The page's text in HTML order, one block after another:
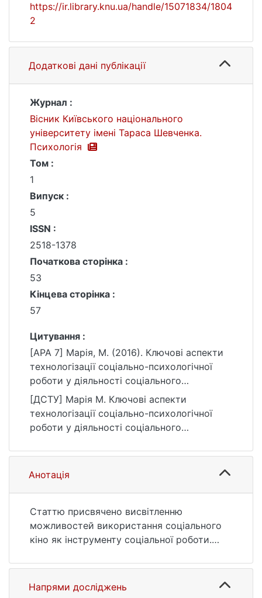
https://ir.library.knu.ua/handle/15071834/1804
2
Додаткові дані публікації
Журнал :
Вісник Київського національного
університету імені Тараса Шевченка.
Психологія
Том :
1
Випуск :
5
ISSN :
2518-1378
Початкова сторінка :
53
Кінцева сторінка :
57
Цитування :
[APA 7] Марія, М. (2016). Ключові аспекти
технологізації соціально-психологічної
роботи у діяльності соціального
працівника з використанням соціального
кіно. Вісник Київського національного
університету імені Тараса Шевченка.
Психологія, 1(5), 53–57.
https://ir.library.knu.ua/handle/15071834/1804
[ДСТУ] Марія М. Ключові аспекти
технологізації соціально-психологічної
роботи у діяльності соціального
кіно. Вісник Київського національного
університету імені Тараса Шевченка.
Психологія. 2016. Т. 1, № 5. С. 53—57. URL:
2 (дата звернення: 25.07.2026).
Анотація
Статтю присвячено висвітленню
можливостей використання соціального
кіно як інструменту соціальної роботи.
проблеми яких висвітлені у соціальному
кіно. Виокремлено цільову аудиторію для
соціально-психологічної роботи з
Напрями досліджень